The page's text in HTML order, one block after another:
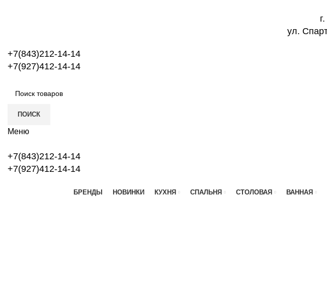
ул.
+7(843)212-14-14
+7(927)412-14-14
ПОИСК
Меню
+7(843)212-14-14
+7(927)412-14-14
БРЕНДЫ НОВИНКИ КУХНЯ СПАЛЬНЯ СТОЛОВАЯ ВАННАЯ